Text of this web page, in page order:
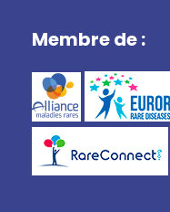
Membre de :